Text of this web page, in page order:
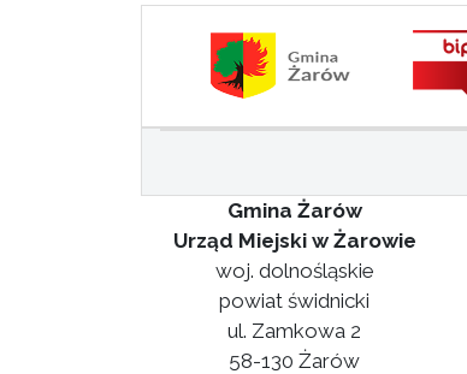
Gmina Żarów
Urząd Miejski w Żarowie
woj. dolnośląskie
powiat świdnicki
ul. Zamkowa 2
58-130 Żarów